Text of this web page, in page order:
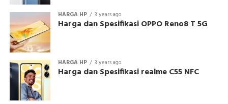
HARGA HP 3 years ago
Harga dan Spesifikasi OPPO Reno8 T 5G
HARGA HP 3 years ago
Harga dan Spesifikasi realme C55 NFC